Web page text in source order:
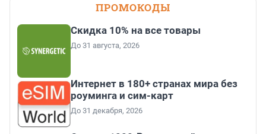
ПРОМОКОДЫ
Скидка 10% на все товары
До 31 августа, 2026
Интернет в 180+ странах мира без
роуминга и сим-карт
До 31 декабря, 2026